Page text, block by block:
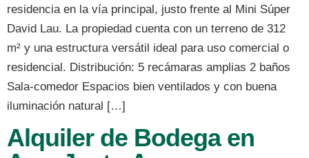
residencia en la vía principal, justo frente al Mini Súper
David Lau. La propiedad cuenta con un terreno de 312
m² y una estructura versátil ideal para uso comercial o
residencial. Distribución: 5 recámaras amplias 2 baños
Sala-comedor Espacios bien ventilados y con buena
iluminación natural […]
Alquiler de Bodega en